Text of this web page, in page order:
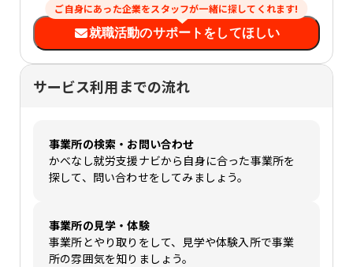
ご自身にあった企業をスタッフが一緒に探してくれます!
就職活動のサポートをしてほしい
サービス利用までの流れ
事業所の検索・お問い合わせ
かべなし就労支援ナビから自身に合った事業所を
探して、問い合わせをしてみましょう。
事業所の見学・体験
事業所とやり取りをして、見学や体験入所で事業
所の雰囲気を知りましょう。